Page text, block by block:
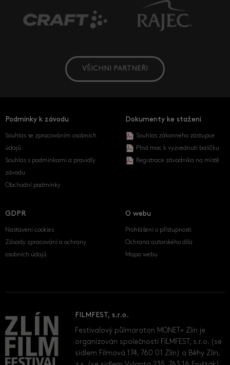
VŠICHNI PARTNEŘI
Podmínky k závodu
Souhlas se zpracováním osobních
údajů
Souhlas s podmínkami a pravidly
závodu
Obchodní podmínky
Dokumenty ke stažení
Souhlas zákonného zástupce
Plná moc k vyzvednutí balíčku
Registrace závodníka na místě
GDPR
Nastavení cookies
Zásady zpracování a ochrany
osobních údajů
O webu
Prohlášení o přístupnosti
Ochrana autorského díla
Mapa webu
FILMFEST, s.r.o.
Festivalový půlmaraton MONET+ Zlín je
organizován společností FILMFEST, s.r.o. (se
sídlem Filmová 174, 760 01 Zlín) a Běhy Zlín,